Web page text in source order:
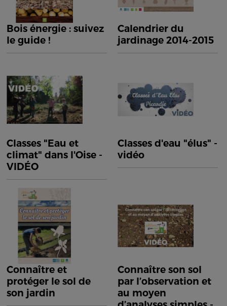
Bois énergie : suivez
le guide !
Calendrier du
jardinage 2014-2015
Classes "Eau et
climat" dans l'Oise -
VIDÉO
Classes d'eau "élus" -
vidéo
Connaître et
protéger le sol de
son jardin
Connaître son sol
par l’observation et
au moyen